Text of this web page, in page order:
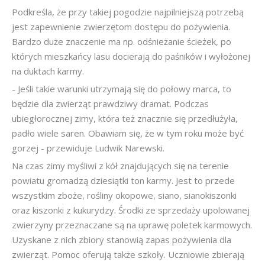
Podkreśla, że przy takiej pogodzie najpilniejszą potrzebą
jest zapewnienie zwierzętom dostępu do pożywienia.
Bardzo duże znaczenie ma np. odśnieżanie ścieżek, po
których mieszkańcy lasu docierają do paśników i wyłożonej
na duktach karmy.
- Jeśli takie warunki utrzymają się do połowy marca, to
będzie dla zwierząt prawdziwy dramat. Podczas
ubiegłorocznej zimy, która też znacznie się przedłużyła,
padło wiele saren. Obawiam się, że w tym roku może być
gorzej - przewiduje Ludwik Narewski.
Na czas zimy myśliwi z kół znajdujących się na terenie
powiatu gromadzą dziesiątki ton karmy. Jest to przede
wszystkim zboże, rośliny okopowe, siano, sianokiszonki
oraz kiszonki z kukurydzy. Środki ze sprzedaży upolowanej
zwierzyny przeznaczane są na uprawę poletek karmowych.
Uzyskane z nich zbiory stanowią zapas pożywienia dla
zwierząt. Pomoc oferują także szkoły. Uczniowie zbierają